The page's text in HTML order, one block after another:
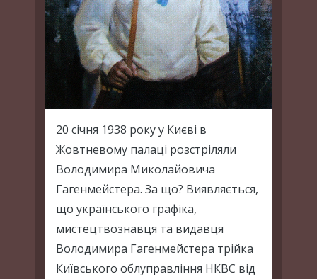
20 січня 1938 року у Києві в
Жовтневому палаці розстріляли
Володимира Миколайовича
Гагенмейстера. За що? Виявляється,
що українського графіка,
мистецтвознавця та видавця
Володимира Гагенмейстера трійка
Київського облуправління НКВС від